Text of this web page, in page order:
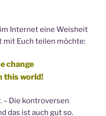
Internet eine Weisheit
mit Euch teilen möchte:
change
world!
Die kontroversen
das ist auch gut so.